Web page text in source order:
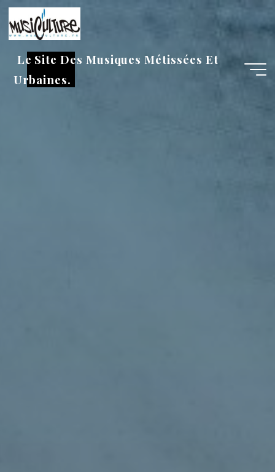
Aller
au
contenu
Le Site Des Musiques Métissées Et
Urbaines.